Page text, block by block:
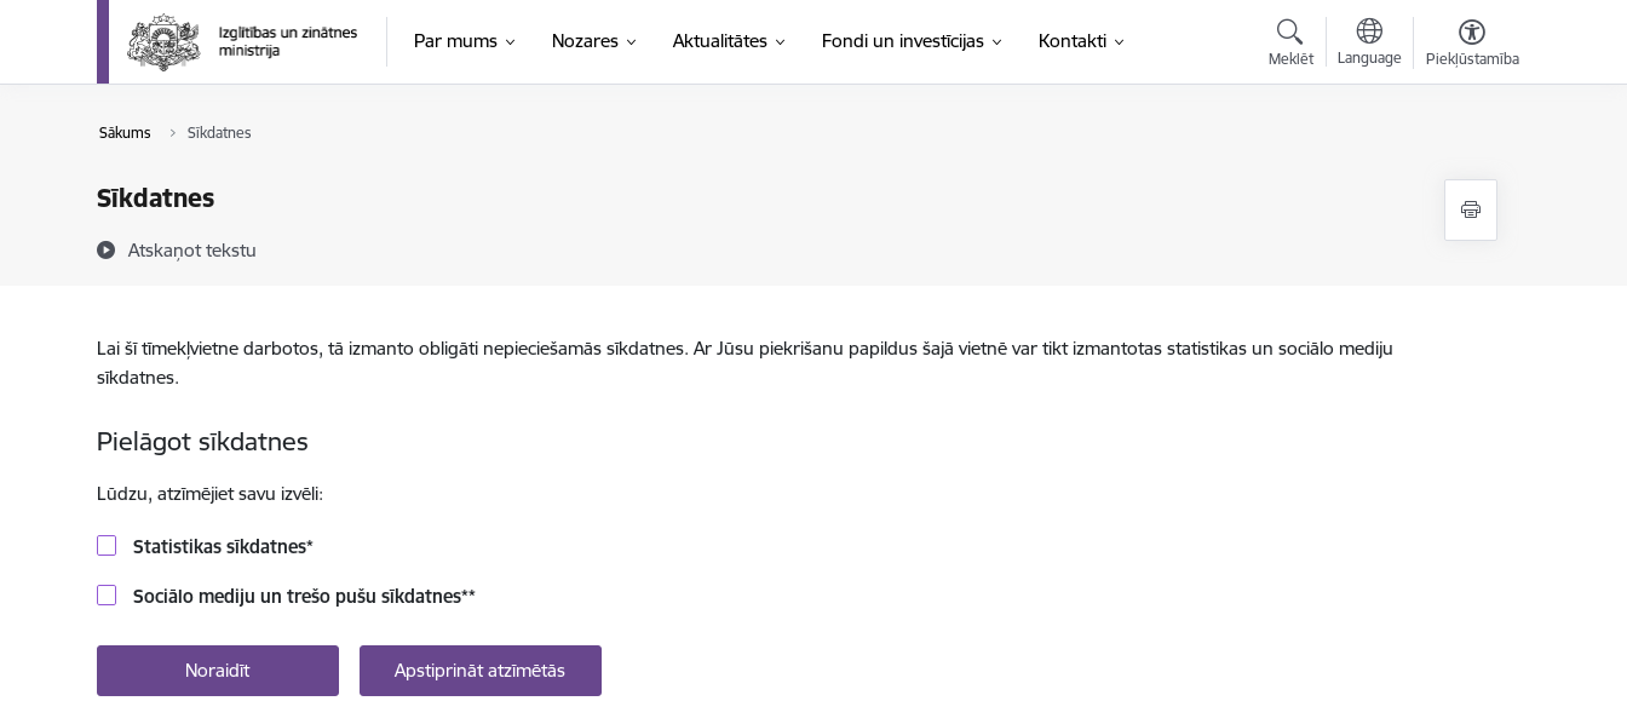
Pāriet uz lapas saturu
Par mums Nozares Aktualitātes Fondi un investīcijas Kontakti
Meklēt Language Piekļūstamība
Sākums Sīkdatnes
Sīkdatnes
Atskaņot tekstu
Lai šī tīmekļvietne darbotos, tā izmanto obligāti nepieciešamās sīkdatnes. Ar Jūsu piekrišanu papildus šajā vietnē var tikt izmantotas statistikas un sociālo mediju
sīkdatnes.
Pielāgot sīkdatnes
Lūdzu, atzīmējiet savu izvēli:
Statistikas sīkdatnes*
Sociālo mediju un trešo pušu sīkdatnes**
Noraidīt Apstiprināt atzīmētās